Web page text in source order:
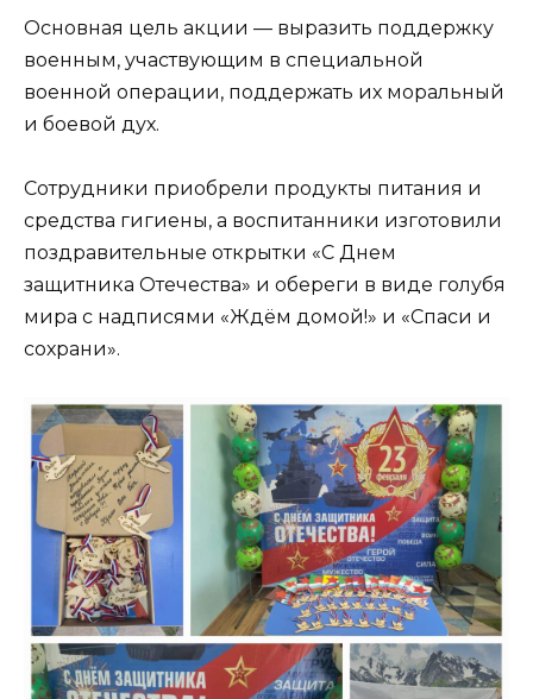
Основная цель акции — выразить поддержку
военным, участвующим в специальной
военной операции, поддержать их моральный
и боевой дух.
Сотрудники приобрели продукты питания и
средства гигиены, а воспитанники изготовили
поздравительные открытки «С Днем
защитника Отечества» и обереги в виде голубя
мира с надписями «Ждём домой!» и «Спаси и
сохрани».